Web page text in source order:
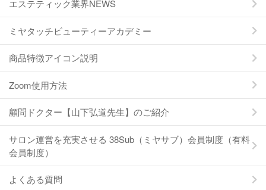
エステティック業界NEWS
ミヤタッチビューティーアカデミー
商品特徴アイコン説明
Zoom使用方法
顧問ドクター【山下弘道先生】のご紹介
サロン運営を充実させる 38Sub（ミヤサブ）会員制度（有料
会員制度）
よくある質問